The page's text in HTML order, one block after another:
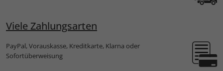
Viele Zahlungsarten
PayPal, Vorauskasse, Kreditkarte, Klarna oder
Sofortüberweisung